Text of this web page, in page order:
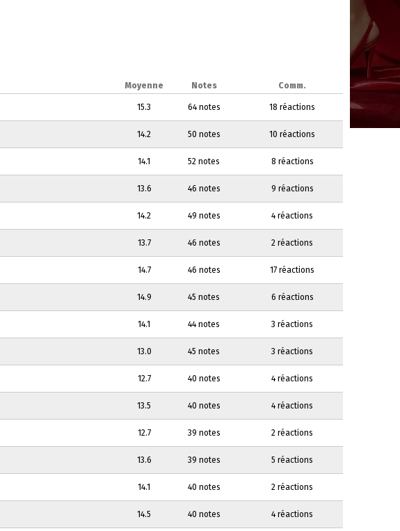
Moyenne Notes Comm.
15.3 64 notes 18 réactions
14.2 50 notes 10 réactions
14.1 52 notes 8 réactions
13.6 46 notes 9 réactions
14.2 49 notes 4 réactions
13.7 46 notes 2 réactions
14.7 46 notes 17 réactions
14.9 45 notes 6 réactions
14.1 44 notes 3 réactions
13.0 45 notes 3 réactions
12.7 40 notes 4 réactions
13.5 40 notes 4 réactions
12.7 39 notes 2 réactions
13.6 39 notes 5 réactions
14.1 40 notes 2 réactions
14.5 40 notes 4 réactions